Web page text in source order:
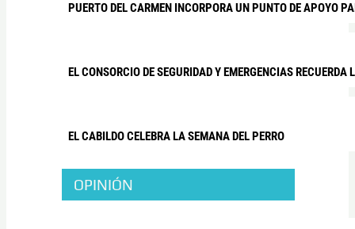
PUERTO DEL CARMEN INCORPORA UN PUNTO DE APOYO
EL CONSORCIO DE SEGURIDAD Y EMERGENCIAS
EL CABILDO CELEBRA LA SEMANA DEL PERRO
OPINIÓN